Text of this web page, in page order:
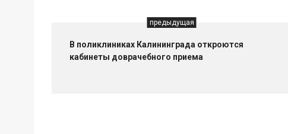
предыдущая
В поликлиниках Калининграда откроются
кабинеты доврачебного приема